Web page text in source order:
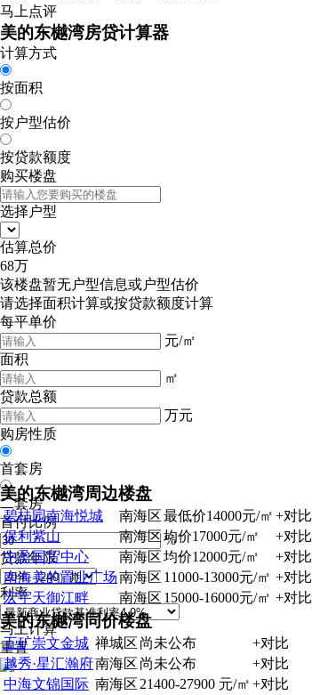
马上点评
美的东樾湾房贷计算器
计算方式
按面积
按户型估价
按贷款额度
购买楼盘
选择户型
估算总价
68万
该楼盘暂无户型信息或户型估价
请选择面积计算或按贷款额度计算
每平单价
元/㎡
面积
㎡
贷款总额
万元
购房性质
首套房
二套房
首付比例
%
贷款年限
利率
马上计算
重置
美的东樾湾周边楼盘
碧桂园南海悦城 南海区最低价14000元/㎡ +对比
保利紫山
南海区均价17000元/㎡ +对比
中盈国贸中心
南海区均价12000元/㎡ +对比
南海美的置业广场南海区 11000-13000元/㎡ +对比
宏宇天御江畔
南海区 15000-16000元/㎡ +对比
美的东樾湾同价楼盘
五矿崇文金城 禅城区 尚未公布 +对比
越秀·星汇瀚府南海区 尚未公布 +对比
中海文锦国际 南海区 21400-27900 元/㎡ +对比